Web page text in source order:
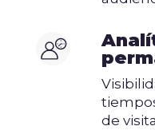
de